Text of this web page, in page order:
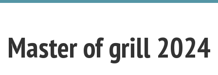
Master of grill 2024